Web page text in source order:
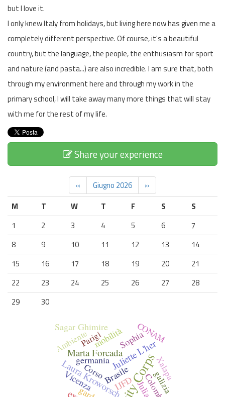
but I love it.
I only knew Italy from holidays, but living here now has given me a
completely different perspective. Of course, it's a beautiful
country, but the language, the people, the enthusiasm for sport
and nature (and pasta...) are also incredible. I am sure that, both
through my environment here and through my work in the
primary school, I will take away many more things that will stay
with me for the rest of my life.
Share your experience
‹‹ Giugno 2026
››
M
T W T F S
S
1
2 3 4 5 6
7
8
9 10 11 12 13
14
15
16 17 18 19 20
21
22
23 24 25 26 27
28
29
30
Juliette L'her
Laura Kroworsch
Marta Forcada
Brasile
germania
IJFD
mobilità
Sagar Ghimire
Sophia
Vicenza
Ambiente
Colombia
CONAM
Corso galizia
Parigi
Xalapa